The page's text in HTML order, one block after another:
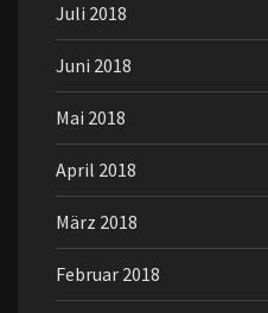
Juli 2018
Juni 2018
Mai 2018
April 2018
März 2018
Februar 2018